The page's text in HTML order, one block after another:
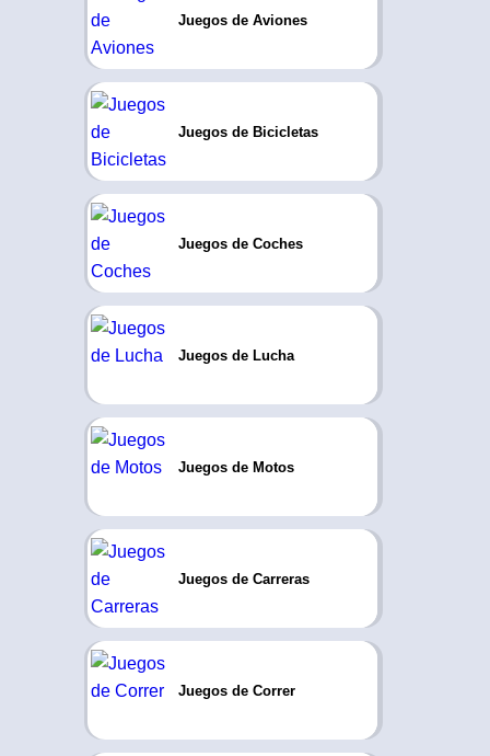
Juegos de Aviones
Juegos de Bicicletas
Juegos de Coches
Juegos de Lucha
Juegos de Motos
Juegos de Carreras
Juegos de Correr